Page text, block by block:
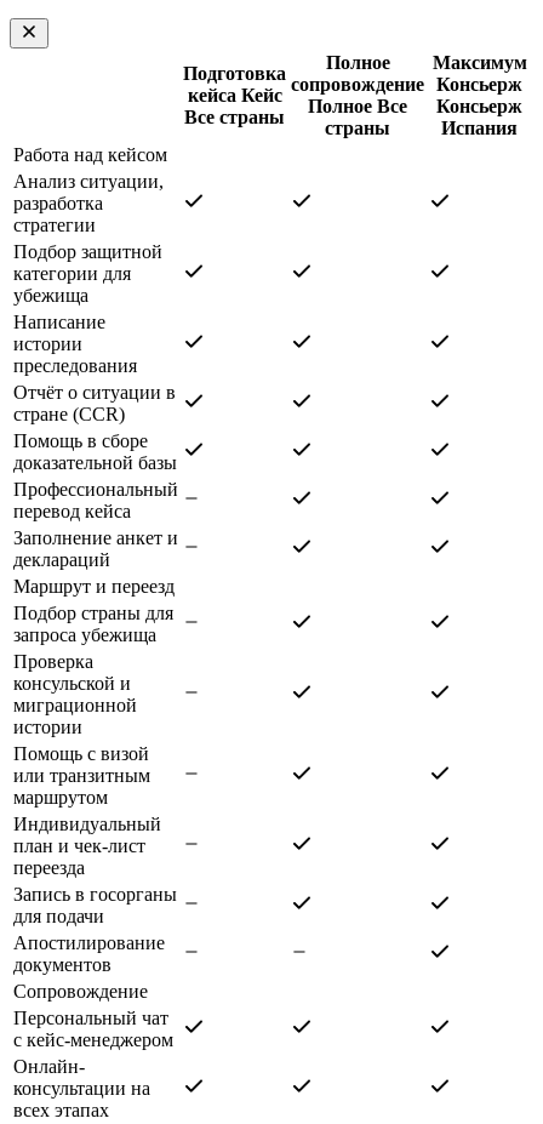
Подготовка
кейса Кейс
Все страны
Полное
сопровождение
Полное Все
страны
Максимум
Консьерж
Консьерж
Испания
Работа над кейсом
Анализ ситуации,
разработка
стратегии
Подбор защитной
категории для
убежища
Написание
истории
преследования
Отчёт о ситуации в
стране (CCR)
Помощь в сборе
доказательной базы
Профессиональный
перевод кейса
Заполнение анкет и
деклараций
Маршрут и переезд
Подбор страны для
запроса убежища
Проверка
консульской и
миграционной
истории
Помощь с визой
или транзитным
маршрутом
Индивидуальный
план и чек-лист
переезда
Запись в госорганы
для подачи
Апостилирование
документов
Сопровождение
Персональный чат
с кейс-менеджером
Онлайн-
консультации на
всех этапах